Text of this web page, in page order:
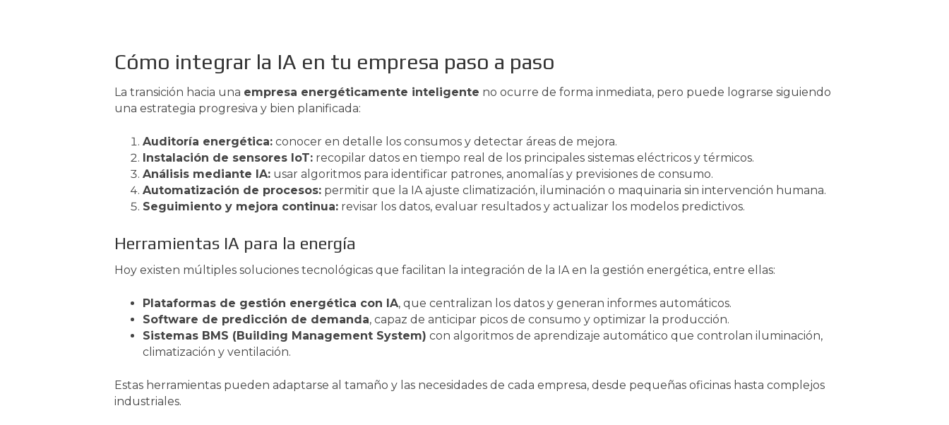
Cómo integrar la IA en tu empresa paso a paso
La transición hacia una empresa energéticamente inteligente no ocurre de forma inmediata, pero puede lograrse siguiendo
una estrategia progresiva y bien planificada:
Auditoría energética: conocer en detalle los consumos y detectar áreas de mejora.
Instalación de sensores IoT: recopilar datos en tiempo real de los principales sistemas eléctricos y térmicos.
Análisis mediante IA: usar algoritmos para identificar patrones, anomalías y previsiones de consumo.
Automatización de procesos: permitir que la IA ajuste climatización, iluminación o maquinaria sin intervención humana.
Seguimiento y mejora continua: revisar los datos, evaluar resultados y actualizar los modelos predictivos.
Herramientas IA para la energía
Hoy existen múltiples soluciones tecnológicas que facilitan la integración de la IA en la gestión energética, entre ellas:
Plataformas de gestión energética con IA, que centralizan los datos y generan informes automáticos.
Software de predicción de demanda, capaz de anticipar picos de consumo y optimizar la producción.
Sistemas BMS (Building Management System) con algoritmos de aprendizaje automático que controlan iluminación,
climatización y ventilación.
Estas herramientas pueden adaptarse al tamaño y las necesidades de cada empresa, desde pequeñas oficinas hasta complejos
industriales.